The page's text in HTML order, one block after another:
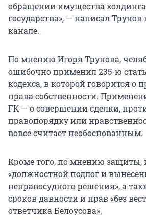
обращении имущества холдинга
государства», — написал Трунов
канале.
По мнению Игоря Трунова,
ошибочно применил 235-ю
кодекса, в которой говорится о
права собственности.
ГК — о совершении сделки,
правопорядку или
вовсе считает необоснованным.
Кроме того, по мнению защиты,
«должностной подлог и
неправосудного решения», а
сроков давности и прав «без
ответчика Белоусова».